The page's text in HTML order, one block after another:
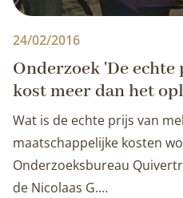
24/02/2016
Onderzoek 'De
kost meer dan het
Wat is de echte prijs van
maatschappelijke kosten
Onderzoeksbureau
de Nicolaas G.…